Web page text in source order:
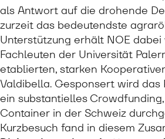
als Antwort auf die drohende
zurzeit das bedeutendste
Unterstützung erhält NOE
Fachleuten der Universität
etablierten, starken
Valdibella. Gesponsert wird das
ein substantielles
Container in der Schweiz
Kurzbesuch fand in diesem